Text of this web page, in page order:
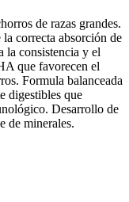
de razas grandes.
correcta absorción de
la consistencia y el
que favorecen el
Formula balanceada
digestibles que
Desarrollo de
de minerales.